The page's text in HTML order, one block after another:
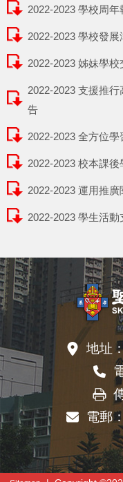
2022-2023 學校周年
2022-2023 學校發展
2022-2023 姊妹學
2022-2023 支援推
告
2022-2023 全方位
2022-2023 校本課
2022-2023 運用推
2022-2023 學生活
地址
電郵